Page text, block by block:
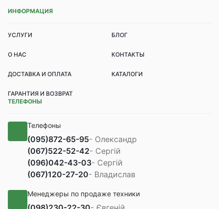
ИНФОРМАЦИЯ
УСЛУГИ БЛОГ
О НАС КОНТАКТЫ
ДОСТАВКА И ОПЛАТА КАТАЛОГИ
ГАРАНТИЯ И ВОЗВРАТ
ТЕЛЕФОНЫ
Телефоны
(095)872-65-95- Олександр
(067)522-52-42- Сергій
(096)042-43-03- Сергій
(067)120-27-20- Владислав
Менеджеры по продаже техники